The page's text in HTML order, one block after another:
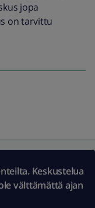
jopa
on tarvittu
Keskustelua
välttämättä ajan